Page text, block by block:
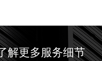
解更多服务细节